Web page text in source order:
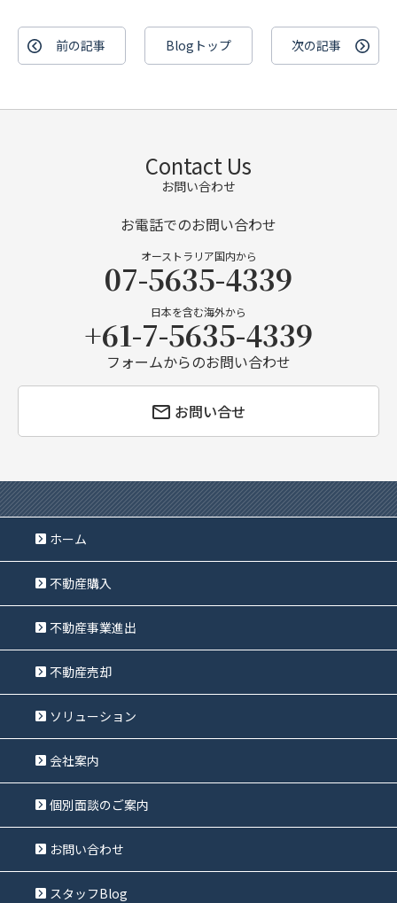
前の記事 Blogトップ 次の記事
Contact Us
お問い合わせ
お電話でのお問い合わせ
オーストラリア国内から
07-5635-4339
日本を含む海外から
+61-7-5635-4339
フォームからのお問い合わせ
お問い合せ
ホーム
不動産購入
不動産事業進出
不動産売却
ソリューション
会社案内
個別面談のご案内
お問い合わせ
スタッフBlog